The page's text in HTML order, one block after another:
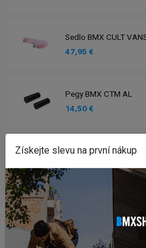
Sedlo BMX CULT
47,95 €
Pegy BMX CTM AL
14,50 €
INSTAGRAM#BMXSHOPSK
Získejte slevu na první nákup